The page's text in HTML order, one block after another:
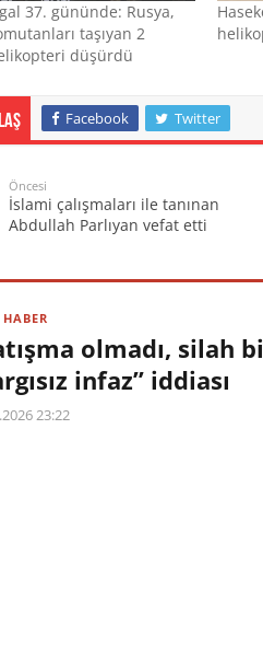
37. gününde: Rusya,
taşıyan 2
düşürdü
Facebook Twitter
Öncesi
İslami çalışmaları ile tanınan
Abdullah Parlıyan vefat etti
olmadı, silah
infaz” iddiası
23:22